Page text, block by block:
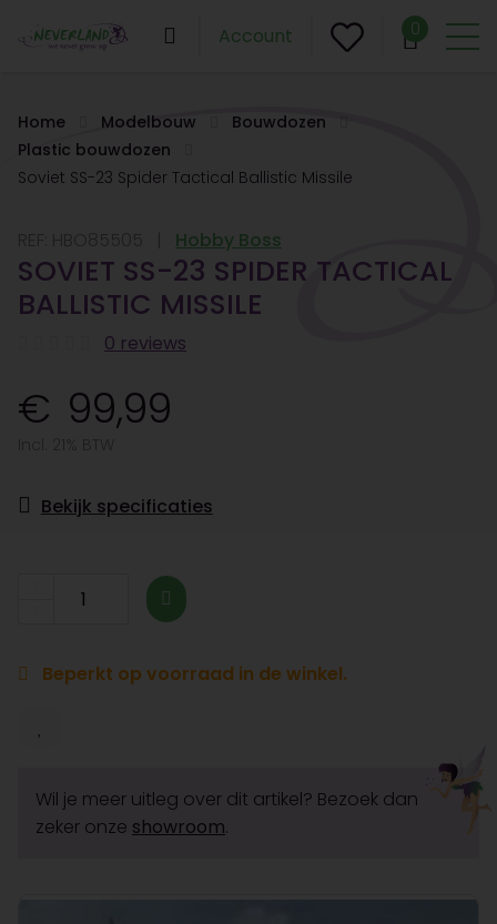
Account 0
Home Modelbouw
Bouwdozen
Plastic bouwdozen
Soviet SS-23 Spider Tactical Ballistic Missile
Hobby Boss
SOVIET SS-23 SPIDER TACTICAL
BALLISTIC MISSILE
0 reviews
99,99
Bekijk specificaties
Beperkt op voorraad in de winkel.
Wil je meer uitleg over dit artikel? Bezoek dan
zeker onze showroom.